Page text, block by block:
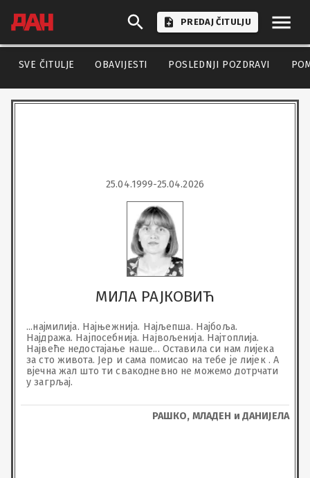
PREDAJ ČITULJU
SVE ČITULJE OBAVIJESTI POSLEDNJI POZDRAVI
25.04.1999-25.04.2026
МИЛА РАЈКОВИЋ
...најмилија. Најњежнија. Најљепша. Најбоља.
Најдража. Најпосебнија. Највољенија. Најтоплија.
Највеће недостајање наше... Оставила си нам лијека
за сто живота. Јер и сама помисао на тебе је лијек . А
вјечна жал што ти свакодневно не можемо дотрчати
у загрљај.
РАШКО, МЛАДЕН и ДАНИЈЕЛА